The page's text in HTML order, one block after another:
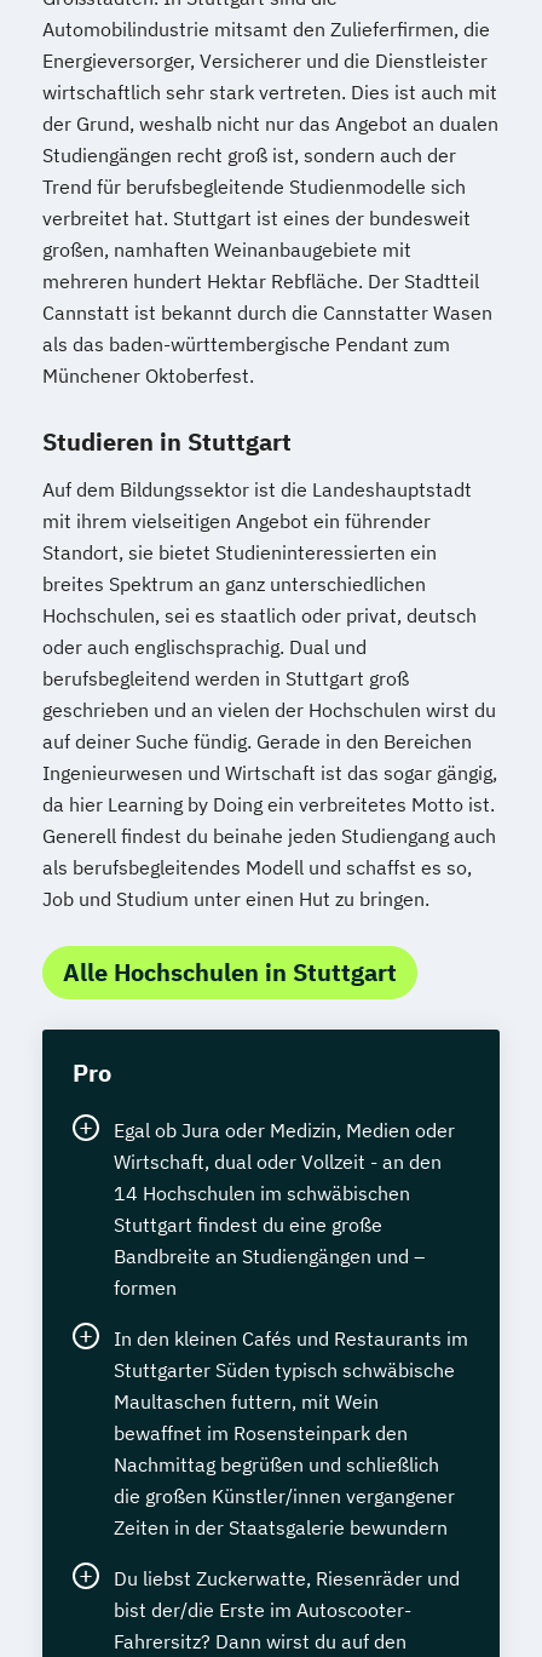
Spezialist*in Wirtschaftsinformatik
Spezialist*in für digitale Geschäftsmodelle
Spezialist*in für systemisches
Spezialist*in internationales Recht
Sprachdiplom "Cambridge English:
Advanced (CAE)" – C1
Sprachdiplom "Cambridge English: First
(FCE)" – B2
Sprachdiplom "Cambridge English:
Proficiency (CPE)" – C2
Staatlich geprüfte*r Übersetzer*in Englisch
Staatlich geprüfte*r Übersetzer*in
Französisch
Staatlich geprüfte*r Übersetzer*in
Spanisch
Statistik kompakt
Strategische*r Manager*in
Strategische*r Manager*in International
Systems Engineering Manager*in
Talent Manager*in Technical Manager*in
Techniker*in Concept Engineering
Techniker*in Elektrotechnik
Techniker*in Maschinenbau
Techniker*in Mechatronik
Technische*r Einkäufer*in
Volkwirtschaftslehre kompakt
Werkstoffkunde Grundlagen
Wirtschaftsinformatik kompakt
Wirtschaftsingenieurwesen
Wirtschaftsmathematik kompakt
Wirtschaftspsycholog*in Ökonom*in
Übersetzen von allgemeinsprachlichen
Texten Englisch-Deutsch
Übersetzungskompetenz
Automobilindustrie mitsamt den Zulieferfirmen, die
Energieversorger, Versicherer und die Dienstleister
wirtschaftlich sehr stark vertreten. Dies ist auch mit
der Grund, weshalb nicht nur das Angebot an dualen
Studiengängen recht groß ist, sondern auch der
Trend für berufsbegleitende Studienmodelle sich
verbreitet hat. Stuttgart ist eines der bundesweit
großen, namhaften Weinanbaugebiete mit
mehreren hundert Hektar Rebfläche. Der Stadtteil
Cannstatt ist bekannt durch die Cannstatter Wasen
als das baden-württembergische Pendant zum
Münchener Oktoberfest.
Studieren in Stuttgart
Auf dem Bildungssektor ist die Landeshauptstadt
mit ihrem vielseitigen Angebot ein führender
Standort, sie bietet Studieninteressierten ein
breites Spektrum an ganz unterschiedlichen
Hochschulen, sei es staatlich oder privat, deutsch
oder auch englischsprachig. Dual und
berufsbegleitend werden in Stuttgart groß
geschrieben und an vielen der Hochschulen wirst du
auf deiner Suche fündig. Gerade in den Bereichen
Ingenieurwesen und Wirtschaft ist das sogar gängig,
da hier Learning by Doing ein verbreitetes Motto ist.
Generell findest du beinahe jeden Studiengang auch
als berufsbegleitendes Modell und schaffst es so,
Job und Studium unter einen Hut zu bringen.
Alle Hochschulen in Stuttgart
Pro
Egal ob Jura oder Medizin, Medien oder
Wirtschaft, dual oder Vollzeit - an den
14 Hochschulen im schwäbischen
Stuttgart findest du eine große
Bandbreite an Studiengängen und –
formen
In den kleinen Cafés und Restaurants im
Stuttgarter Süden typisch schwäbische
Maultaschen futtern, mit Wein
bewaffnet im Rosensteinpark den
Nachmittag begrüßen und schließlich
die großen Künstler/innen vergangener
Zeiten in der Staatsgalerie bewundern
Du liebst Zuckerwatte, Riesenräder und
bist der/die Erste im Autoscooter-
Fahrersitz? Dann wirst du auf den